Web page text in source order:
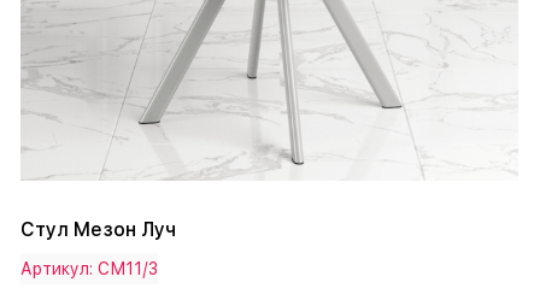
Стул Мезон Луч
Артикул: СМ11/3